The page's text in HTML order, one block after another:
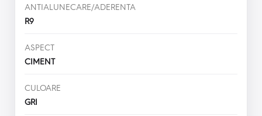
ANTIALUNECARE/ADERENTA
R9
ASPECT
CIMENT
CULOARE
GRI